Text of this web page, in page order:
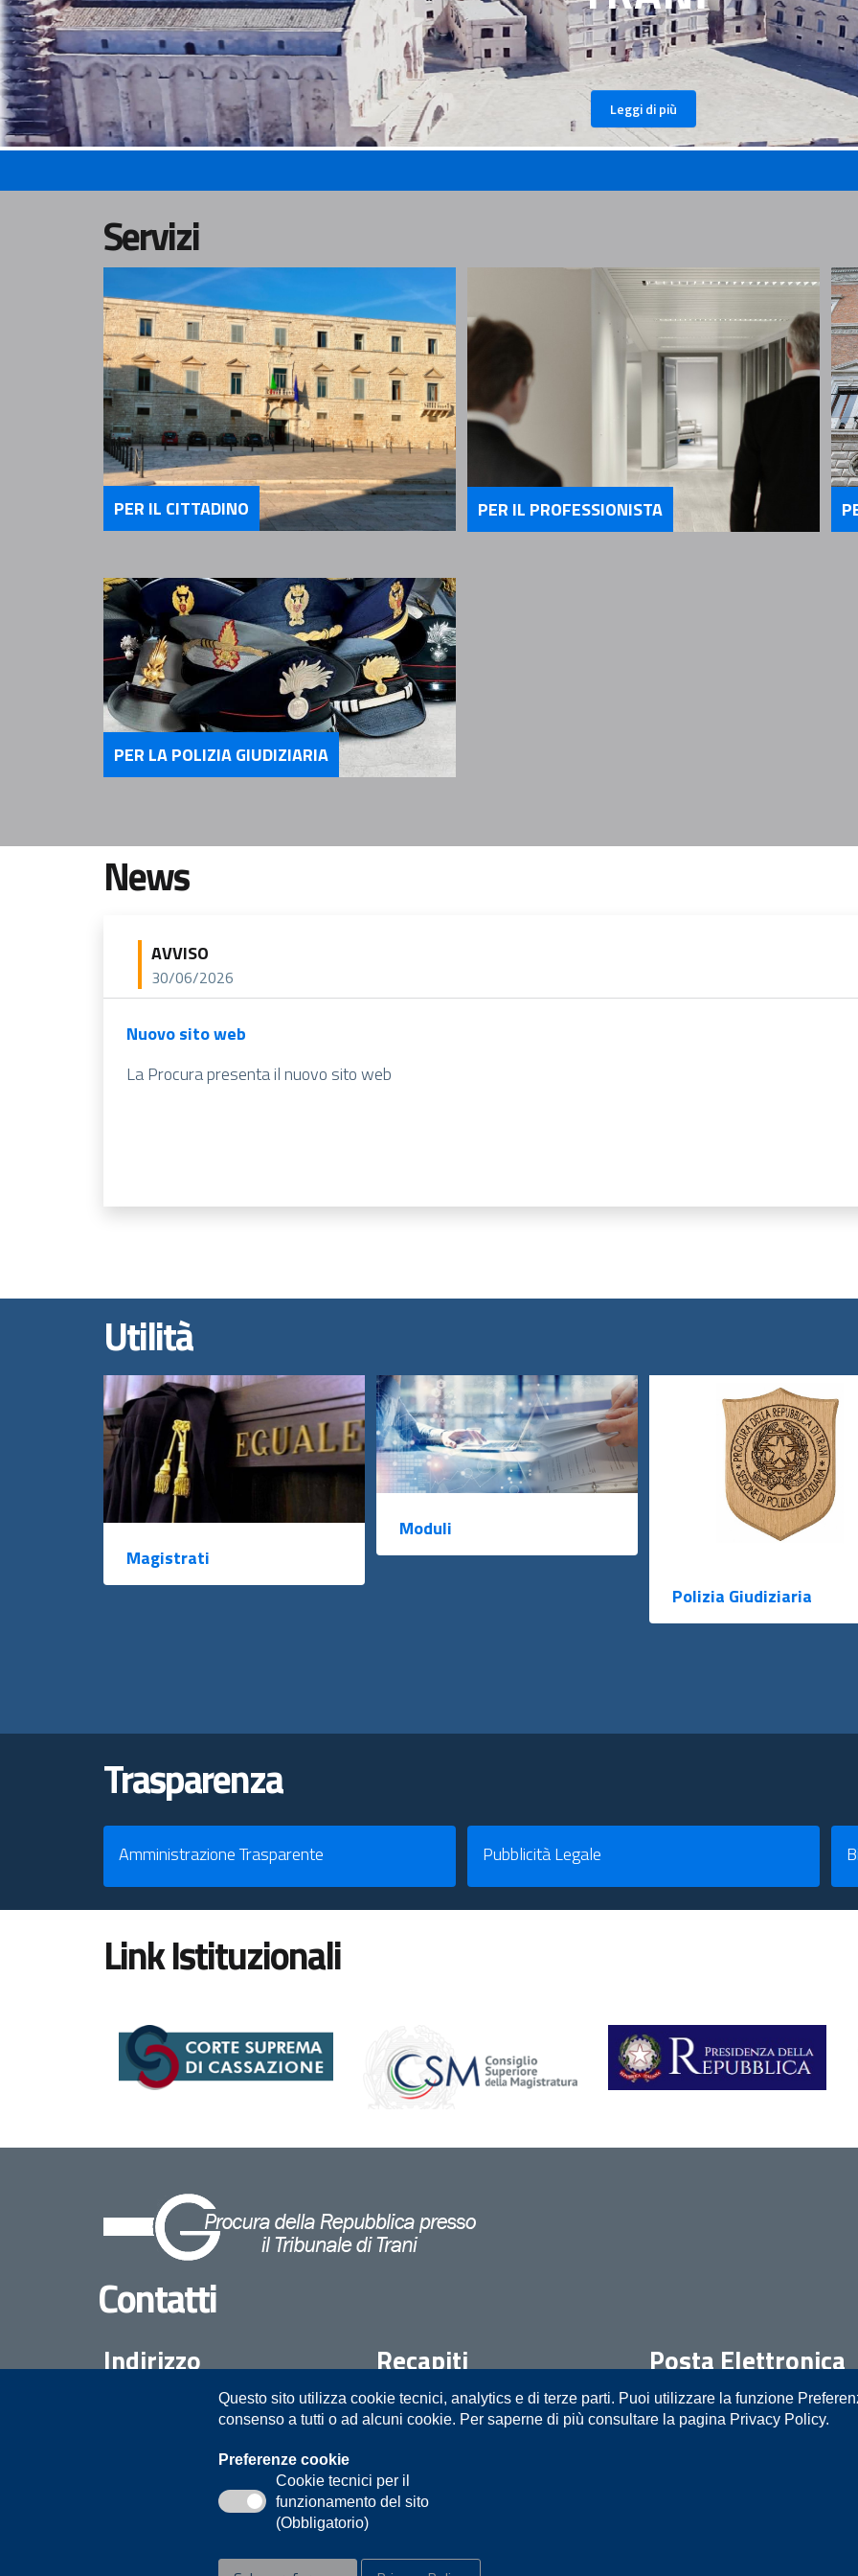
Leggi di più
Servizi
PER IL CITTADINO PER IL PROFESSIONISTA
PER LA POLIZIA GIUDIZIARIA
News
AVVISO
30/06/2026
Nuovo sito web
La Procura presenta il nuovo sito web
Utilità
Magistrati
Moduli
Polizia Giudiziaria
Trasparenza
Amministrazione Trasparente Pubblicità Legale
Link Istituzionali
Contatti
Indirizzo
Procura della Repubblica presso il
Piazza Duomo 10
Recapiti
0883505111
Posta Elettronica
Questo sito utilizza cookie tecnici, analytics e di terze parti. Puoi utilizzare la funzione
consenso a tutti o ad alcuni cookie. Per saperne di più consultare la pagina Privacy Policy.
Preferenze cookie
Cookie tecnici per il
funzionamento del sito
(Obbligatorio)